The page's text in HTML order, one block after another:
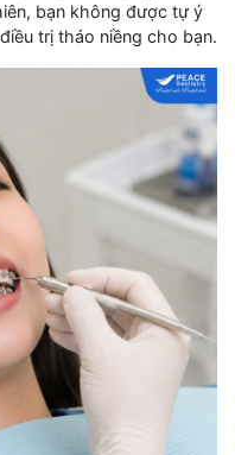
bạn không được tự ý
trị tháo niềng cho bạn.